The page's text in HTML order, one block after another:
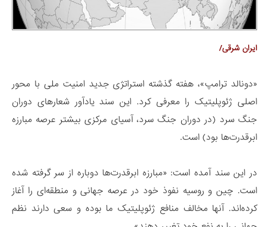
ایران شرقی/
«دونالد ترامپ»، هفته گذشته استراتژی جدید امنیت ملی با محور
اصلی ژئوپلیتیک را معرفی کرد. این سند یادآور شعارهای دوران
جنگ سرد (در دوران جنگ سرد، آسیای مرکزی بیشتر عرصه مبارزه
ابرقدرت‌ها بود) است.
در این سند آمده است: «مبارزه ابرقدرت‌ها دوباره از سر گرفته شده
است. چین و روسیه نفوذ خود در عرصه جهانی و منطقه‌ای را آغاز
کرده‌اند. آنها مخالف منافع ژئوپلیتیک ما بوده و سعی دارند نظم